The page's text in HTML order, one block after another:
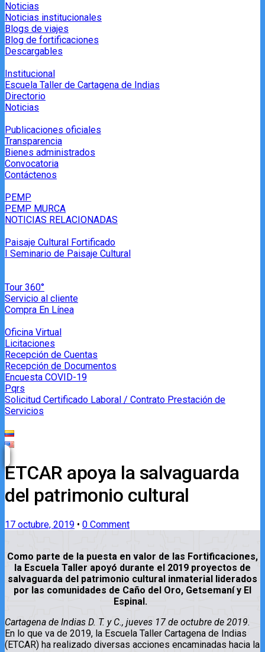
Noticias
Noticias institucionales
Blogs de viajes
Blog de fortificaciones
Descargables
Institucional
Escuela Taller de Cartagena de Indias
Directorio
Noticias
Publicaciones oficiales
Transparencia
Bienes administrados
Convocatoria
Contáctenos
PEMP
PEMP MURCA
NOTICIAS RELACIONADAS
Paisaje Cultural Fortificado
I Seminario de Paisaje Cultural
Tour 360°
Servicio al cliente
Compra En Línea
Oficina Virtual
Licitaciones
Recepción de Cuentas
Recepción de Documentos
Encuesta COVID-19
Pqrs
Solicitud Certificado Laboral / Contrato Prestación de
Servicios
ETCAR apoya la salvaguarda
del patrimonio cultural
17 octubre, 2019 • 0 Comment
Como parte de la puesta en valor de las Fortificaciones,
la Escuela Taller apoyó durante el 2019 proyectos de
salvaguarda del patrimonio cultural inmaterial liderados
por las comunidades de Caño del Oro, Getsemaní y El
Espinal.
Cartagena de Indias D. T. y C., jueves 17 de octubre de 2019.
En lo que va de 2019, la Escuela Taller Cartagena de Indias
(ETCAR) ha realizado diversas acciones encaminadas hacia la